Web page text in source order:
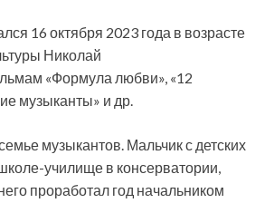
16 октября 2023 года в возрасте
Николай
«Формула любви», «12
музыканты» и др.
музыкантов. Мальчик с детских
училище в консерватории,
проработал год начальником